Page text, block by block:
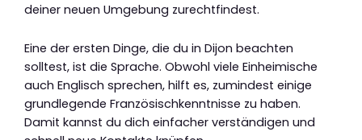
deiner neuen Umgebung zurechtfindest.
Eine der ersten Dinge, die du in Dijon beachten
solltest, ist die Sprache. Obwohl viele Einheimische
auch Englisch sprechen, hilft es, zumindest einige
grundlegende Französischkenntnisse zu haben.
Damit kannst du dich einfacher verständigen und